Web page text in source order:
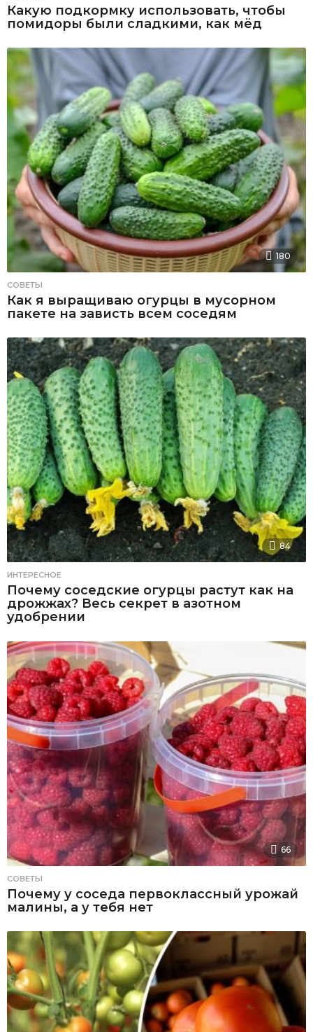
Какую подкормку использовать, чтобы
помидоры были сладкими, как мёд
180
СОВЕТЫ
Как я выращиваю огурцы в мусорном
пакете на зависть всем соседям
84
ИНТЕРЕСНОЕ
Почему соседские огурцы растут как на
дрожжах? Весь секрет в азотном
удобрении
66
СОВЕТЫ
Почему у соседа первоклассный урожай
малины, а у тебя нет